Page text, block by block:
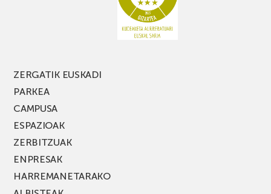
ZERGATIK EUSKADI
PARKEA
CAMPUSA
ESPAZIOAK
ZERBITZUAK
ENPRESAK
HARREMANETARAKO